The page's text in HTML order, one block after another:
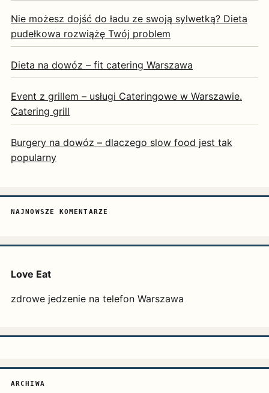
Nie możesz dojść do ładu ze swoją sylwetką? Dieta
pudełkowa rozwiążę Twój problem
Dieta na dowóz – fit catering Warszawa
Event z grillem – usługi Cateringowe w Warszawie.
Catering grill
Burgery na dowóz – dlaczego slow food jest tak
popularny
NAJNOWSZE KOMENTARZE
Love Eat
zdrowe jedzenie na telefon Warszawa
ARCHIWA